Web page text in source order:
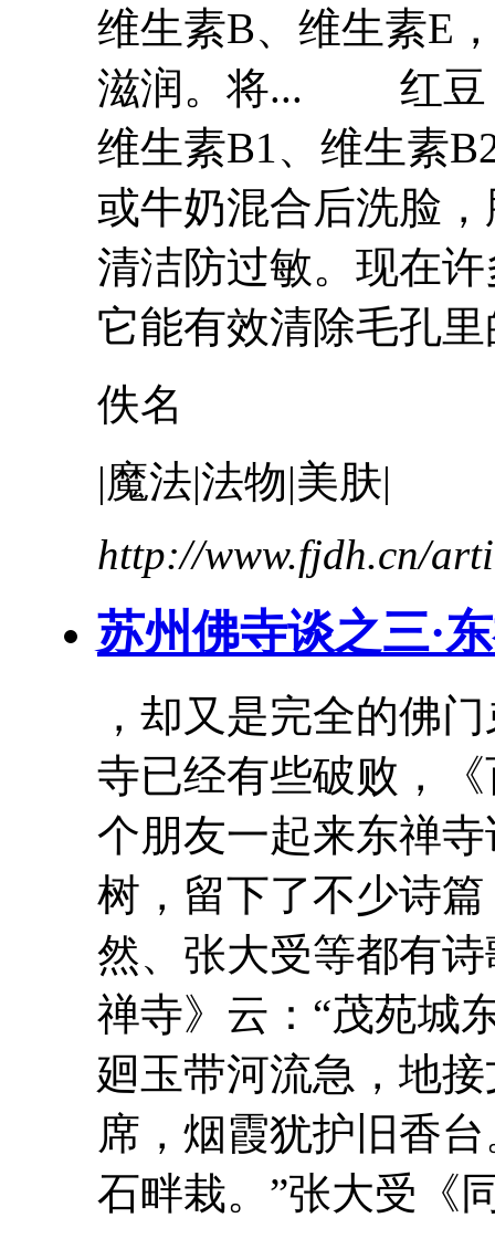
维生素B、维生素E
滋润。将... 红豆
维生素B1、维生素
或牛奶混合后洗脸
清洁防过敏。现在
它能有效清除毛孔里
佚名
|魔法|法物|美肤|
http://www.fjdh.cn/
苏州佛寺谈之三·
，却又是完全的
寺已经有些破败，
个朋友一起来东禅
树，留下了不少诗
然、张大受等都有
禅寺》云：“茂苑城
廻玉带河流急，地
席，烟霞犹护旧香
石畔栽。”张大受《